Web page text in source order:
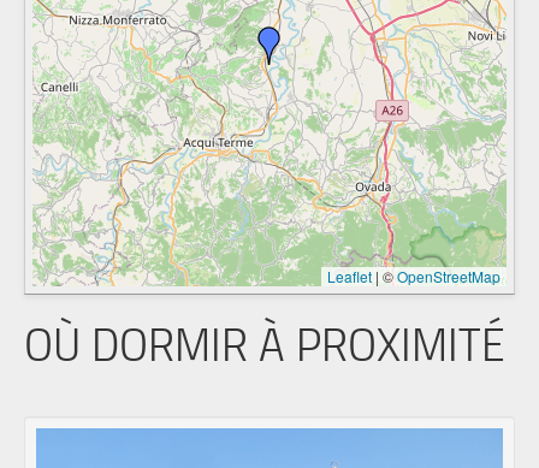
Leaflet | ©OpenStreetMap
OÙ DORMIR À PROXIMITÉ